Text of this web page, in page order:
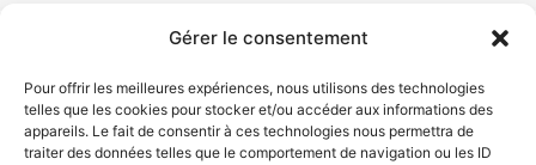
Gérer le consentement
Pour offrir les meilleures expériences, nous utilisons des technologies
telles que les cookies pour stocker et/ou accéder aux informations des
appareils. Le fait de consentir à ces technologies nous permettra de
traiter des données telles que le comportement de navigation ou les ID